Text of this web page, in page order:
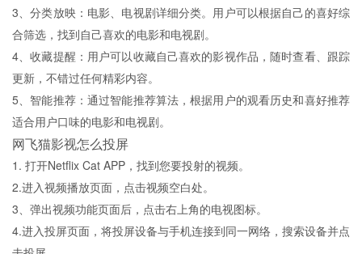
3、分类放映：电影、电视剧详细分类。用户可以根据自己的喜好综
合筛选，找到自己喜欢的电影和电视剧。
4、收藏提醒：用户可以收藏自己喜欢的影视作品，随时查看、跟踪
更新，不错过任何精彩内容。
5、智能推荐：通过智能推荐算法，根据用户的观看历史和喜好推荐
适合用户口味的电影和电视剧。
网飞猫影视怎么投屏
1. 打开Netflix Cat APP，找到您要投射的视频。
2.进入视频播放页面，点击视频空白处。
3、弹出视频功能页面后，点击右上角的电视图标。
4.进入投屏页面，将投屏设备与手机连接到同一网络，搜索设备并点